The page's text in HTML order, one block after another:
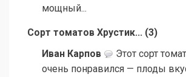
мощный...
Сорт томатов Хрустик... (3)
Иван Карпов
Этот сорт
очень понравился — плоды